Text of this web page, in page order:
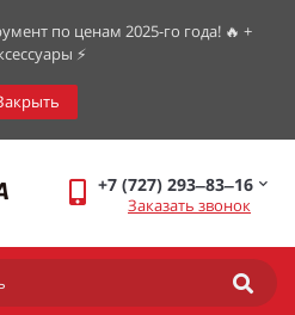
по ценам 2025-го года! 🔥 +
⚡️
+7 (727) 293‒83‒16
Заказать звонок